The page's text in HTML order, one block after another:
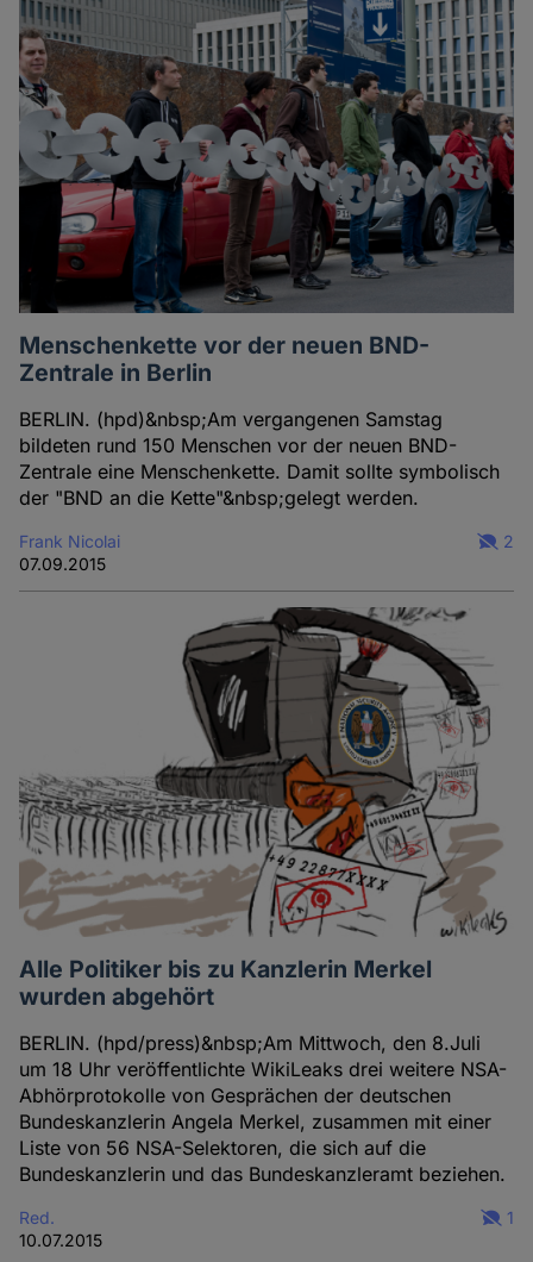
Menschenkette vor der neuen BND-
Zentrale in Berlin
BERLIN. (hpd)&nbsp;Am vergangenen Samstag
bildeten rund 150 Menschen vor der neuen BND-
Zentrale eine Menschenkette. Damit sollte symbolisch
der "BND an die Kette"&nbsp;gelegt werden.
Frank Nicolai
07.09.2015
2
Alle Politiker bis zu Kanzlerin Merkel
wurden abgehört
BERLIN. (hpd/press)&nbsp;Am Mittwoch, den 8.Juli
um 18 Uhr veröffentlichte WikiLeaks drei weitere NSA-
Abhörprotokolle von Gesprächen der deutschen
Bundeskanzlerin Angela Merkel, zusammen mit einer
Liste von 56 NSA-Selektoren, die sich auf die
Bundeskanzlerin und das Bundeskanzleramt beziehen.
Red.
10.07.2015
1